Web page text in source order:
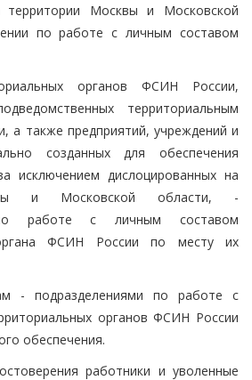
территории Москвы и Московской
по работе с личным составом
органов ФСИН России,
территориальным
а также предприятий, учреждений и
созданных для обеспечения
исключением дислоцированных на
и Московской области, -
по работе с личным составом
органа ФСИН России по месту их
- подразделениями по работе с
органов ФСИН России
обеспечения.
работники и уволенные